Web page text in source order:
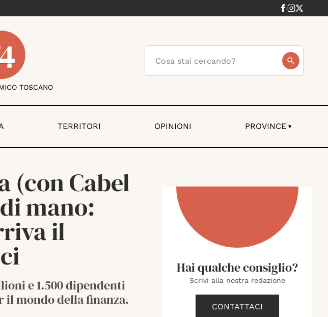
TOSCANO
TERRITORI OPINIONI PROVINCE ▾
(con Cabel
mano:
il
e 1.500 dipendenti
mondo della finanza.
Hai qualche consiglio?
Scrivi alla nostra redazione
CONTATTACI